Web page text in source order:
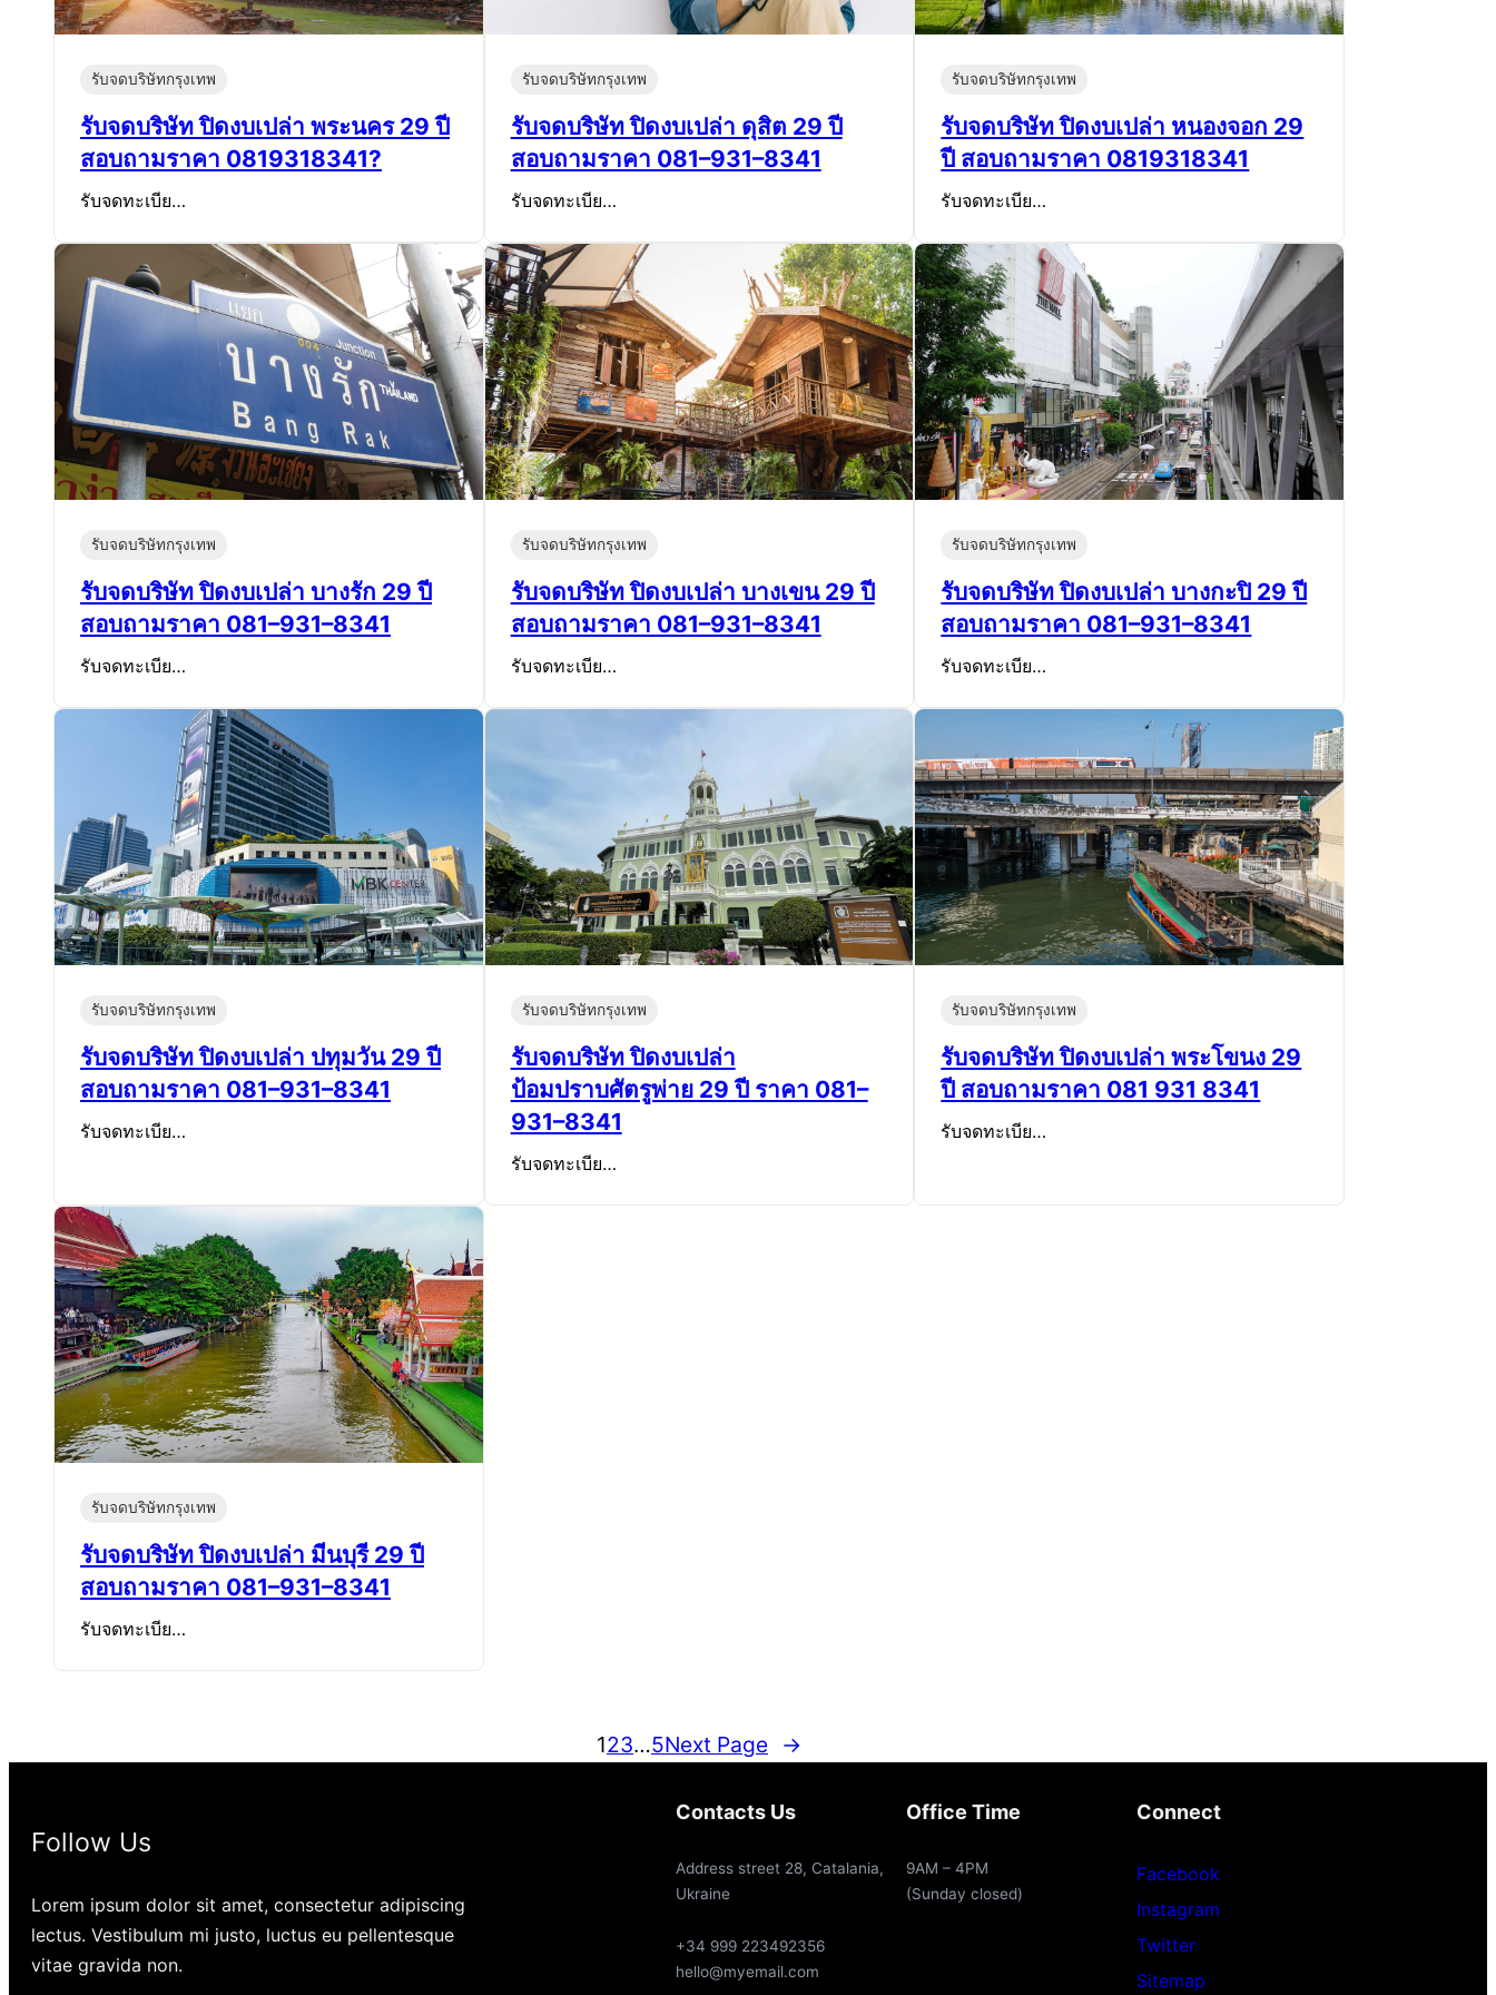
รับจดบริษัทกรุงเทพ
รับจดบริษัท ปิดงบเปล่า พระนคร 29 ปี
สอบถามราคา 0819318341?
รับจดทะเบีย…
รับจดบริษัทกรุงเทพ
รับจดบริษัท ปิดงบเปล่า ดุสิต 29 ปี
สอบถามราคา 081–931–8341
รับจดทะเบีย…
รับจดบริษัทกรุงเทพ
รับจดบริษัท ปิดงบเปล่า หนองจอก 29
ปี สอบถามราคา 0819318341
รับจดทะเบีย…
รับจดบริษัทกรุงเทพ
รับจดบริษัท ปิดงบเปล่า บางรัก 29 ปี
สอบถามราคา 081–931–8341
รับจดทะเบีย…
รับจดบริษัทกรุงเทพ
รับจดบริษัท ปิดงบเปล่า บางเขน 29 ปี
สอบถามราคา 081–931–8341
รับจดทะเบีย…
รับจดบริษัทกรุงเทพ
รับจดบริษัท ปิดงบเปล่า บางกะปิ 29 ปี
สอบถามราคา 081–931–8341
รับจดทะเบีย…
รับจดบริษัทกรุงเทพ
รับจดบริษัท ปิดงบเปล่า ปทุมวัน 29 ปี
สอบถามราคา 081–931–8341
รับจดทะเบีย…
รับจดบริษัทกรุงเทพ
รับจดบริษัท ปิดงบเปล่า
ป้อมปราบศัตรูพ่าย 29 ปี ราคา 081–
931–8341
รับจดทะเบีย…
รับจดบริษัทกรุงเทพ
รับจดบริษัท ปิดงบเปล่า พระโขนง 29
ปี สอบถามราคา 081 931 8341
รับจดทะเบีย…
รับจดบริษัทกรุงเทพ
รับจดบริษัท ปิดงบเปล่า มีนบุรี 29 ปี
สอบถามราคา 081–931–8341
รับจดทะเบีย…
123…5Next Page →
Follow Us
Lorem ipsum dolor sit amet, consectetur adipiscing
lectus. Vestibulum mi justo, luctus eu pellentesque
vitae gravida non.
Contacts Us
Address street 28, Catalania,
Ukraine
+34 999 223492356
hello@myemail.com
Office Time
9AM – 4PM
(Sunday closed)
Connect
Facebook
Instagram
Twitter
Sitemap